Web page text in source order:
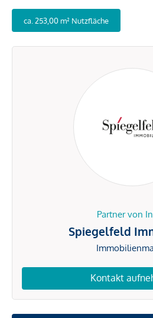
ca. 253,00 m² Nutzfläche
Partner von
Spiegelfeld
Kontakt